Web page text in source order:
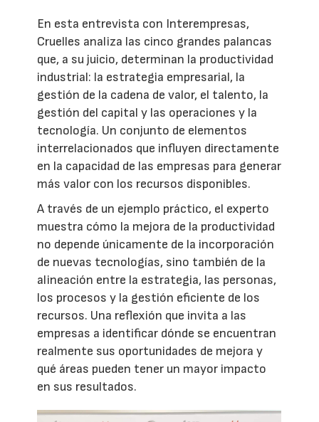
En esta entrevista con Interempresas,
Cruelles analiza las cinco grandes palancas
que, a su juicio, determinan la productividad
industrial: la estrategia empresarial, la
gestión de la cadena de valor, el talento, la
gestión del capital y las operaciones y la
tecnología. Un conjunto de elementos
interrelacionados que influyen directamente
en la capacidad de las empresas para generar
más valor con los recursos disponibles.
A través de un ejemplo práctico, el experto
muestra cómo la mejora de la productividad
no depende únicamente de la incorporación
de nuevas tecnologías, sino también de la
alineación entre la estrategia, las personas,
los procesos y la gestión eficiente de los
recursos. Una reflexión que invita a las
empresas a identificar dónde se encuentran
realmente sus oportunidades de mejora y
qué áreas pueden tener un mayor impacto
en sus resultados.